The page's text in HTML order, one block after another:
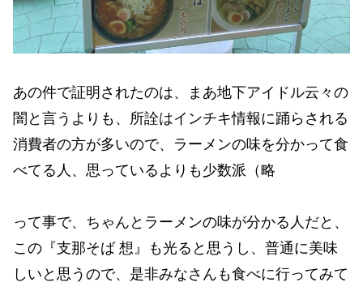
あの件で証明されたのは、まあ地下アイドル云々の
闇と言うよりも、所詮はインチキ情報に踊らされる
消費者の方が多いので、ラーメンの味を分かって食
べてる人、思っているよりも少数派（略
って事で、ちゃんとラーメンの味が分かる人だと、
この『支那そば 想』も光ると思うし、普通に美味
しいと思うので、是非みなさんも食べに行ってみて